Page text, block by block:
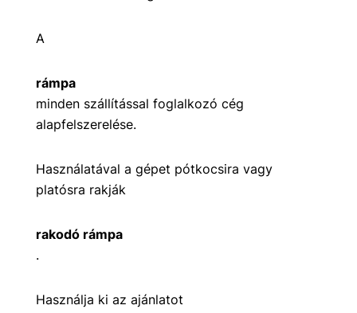
A
rámpa
minden szállítással foglalkozó cég
alapfelszerelése.
Használatával a gépet pótkocsira vagy
platósra rakják
rakodó rámpa
.
Használja ki az ajánlatot